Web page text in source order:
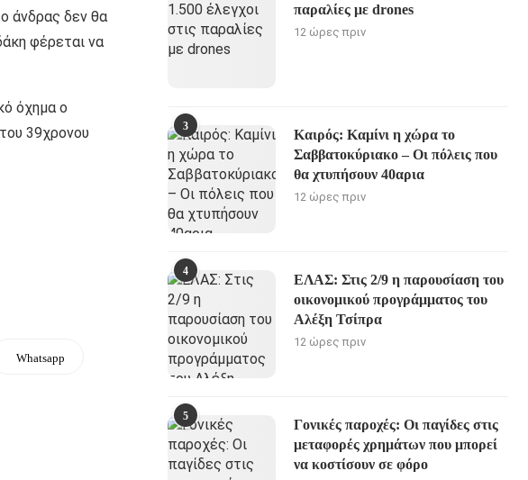
άνδρας δεν θα
φέρεται να
όχημα ο
39χρονου
Whatsapp
παραλίες με drones
12 ώρες πριν
3
Καιρός: Καμίνι η χώρα το
Σαββατοκύριακο – Οι πόλεις που
θα χτυπήσουν 40αρια
12 ώρες πριν
4
ΕΛΑΣ: Στις 2/9 η παρουσίαση του
οικονομικού προγράμματος του
Αλέξη Τσίπρα
12 ώρες πριν
5
Γονικές παροχές: Οι παγίδες στις
μεταφορές χρημάτων που μπορεί
να κοστίσουν σε φόρο